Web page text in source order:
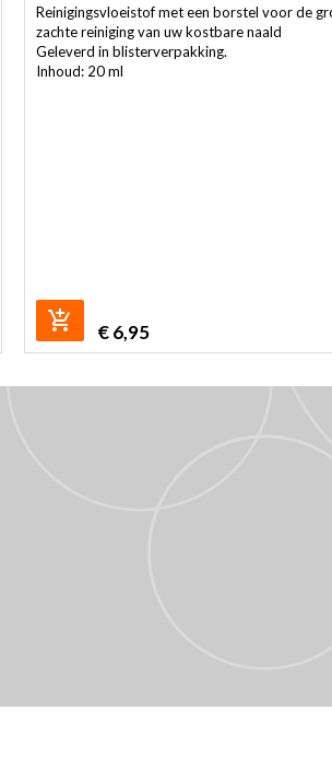
Reinigingsvloeistof met een borstel voor de
zachte reiniging van uw kostbare naald
Geleverd in blisterverpakking.
Inhoud: 20 ml
€6,95